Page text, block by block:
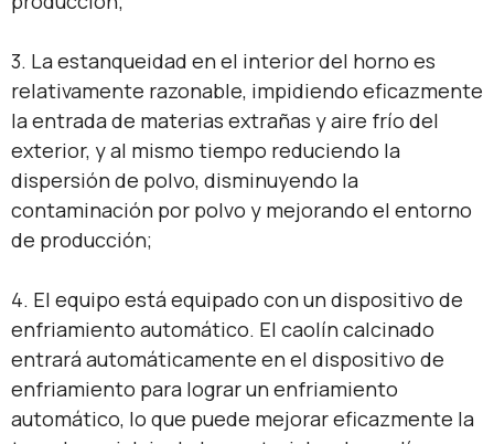
3. La estanqueidad en el interior del horno es
relativamente razonable, impidiendo eficazmente
la entrada de materias extrañas y aire frío del
exterior, y al mismo tiempo reduciendo la
dispersión de polvo, disminuyendo la
contaminación por polvo y mejorando el entorno
de producción;
4. El equipo está equipado con un dispositivo de
enfriamiento automático. El caolín calcinado
entrará automáticamente en el dispositivo de
enfriamiento para lograr un enfriamiento
automático, lo que puede mejorar eficazmente la